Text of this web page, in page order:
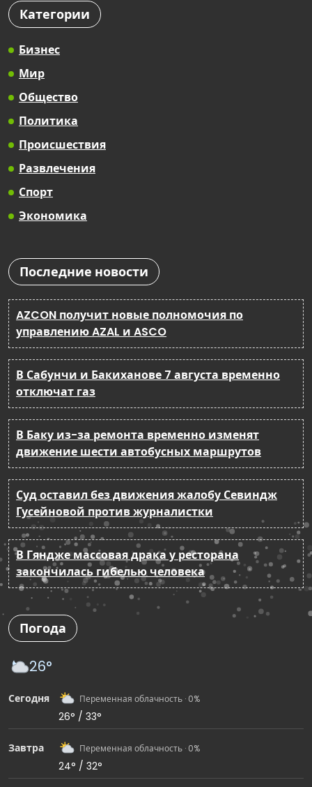
Категории
Бизнес
Мир
Общество
Политика
Происшествия
Развлечения
Спорт
Экономика
Последние новости
AZCON получит новые полномочия по
управлению AZAL и ASCO
В Сабунчи и Бакиханове 7 августа временно
отключат газ
В Баку из-за ремонта временно изменят
движение шести автобусных маршрутов
Суд оставил без движения жалобу Севиндж
Гусейновой против журналистки
В Гяндже массовая драка у ресторана
закончилась гибелью человека
Погода
26°
Сегодня Переменная облачность · 0%
26° / 33°
Завтра Переменная облачность · 0%
24° / 32°